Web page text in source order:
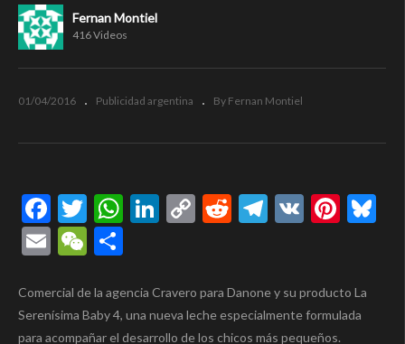
Fernan Montiel
416 Videos
01/04/2016 Publicidad argentina By Fernan Montiel
Facebook
Twitter
WhatsApp
LinkedIn
CopyRedditTelegram
VK
EmailWeChat
Comercial de la agencia Cravero para Danone y su producto La
Serenísima Baby 4, una nueva leche especialmente formulada
para acompañar el desarrollo de los chicos más pequeños.